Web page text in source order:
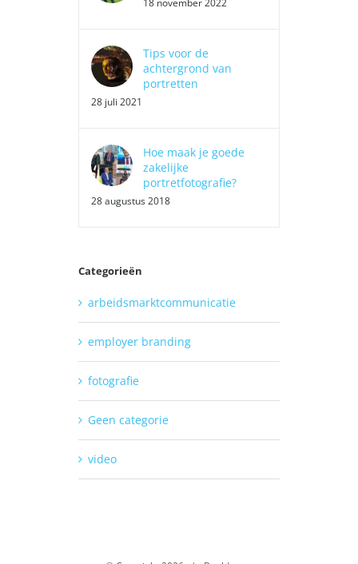
Tips voor de
achtergrond van
portretten
28 juli 2021
Hoe maak je goede
zakelijke
portretfotografie?
28 augustus 2018
Categorieën
arbeidsmarktcommunicatie
employer branding
fotografie
Geen categorie
video